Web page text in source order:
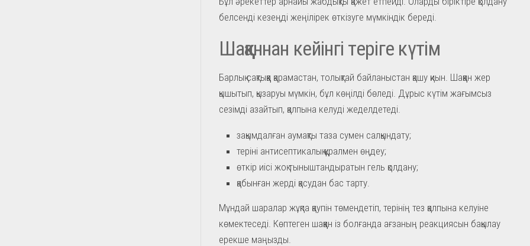
белсенді кезеңді жеңілірек өткізуге мүмкіндік береді.
Шаққаннан кейінгі теріге күтім
Барлық сақтыққа қарамастан, толықтай байланыстан қашу қиын. Шаққан жер
қышытып, қызаруы мүмкін, бұл көңілді бөледі. Дұрыс күтім жағымсыз
сезімді азайтып, қалпына келуді жеделдетеді.
зақымдалған аумақты таза сумен салқындату;
теріні антисептикалық құралмен өңдеу;
өткір иісі жоқ тыныштандыратын гель қолдану;
қабынған жерді қасудан бас тарту.
Мұндай шаралар жұқпа қаупін төмендетіп, терінің тез қалпына келуіне
көмектеседі. Көптеген шаққан із болғанда ағзаның реакциясын бақылау
ерекше маңызды.